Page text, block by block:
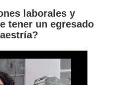
laborales y
tener un egresado